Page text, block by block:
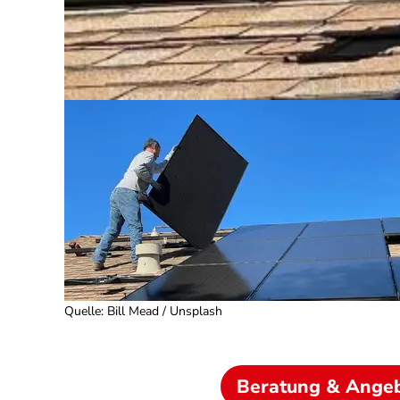
Quelle: Bill Mead / Unsplash
Beratung &